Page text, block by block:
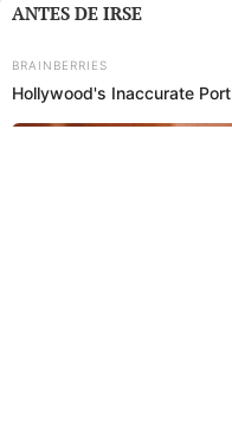
ANTES DE IRSE